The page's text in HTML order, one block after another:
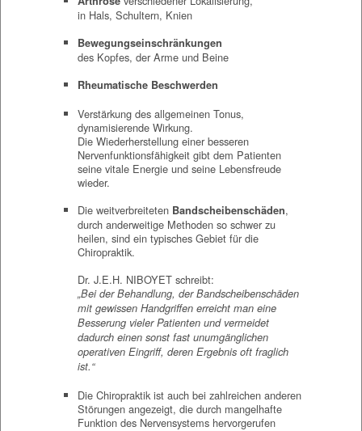
in Hals, Schultern, Knien
Bewegungseinschränkungen
des Kopfes, der Arme und Beine
Rheumatische Beschwerden
Verstärkung des allgemeinen Tonus,
dynamisierende Wirkung.
Die Wiederherstellung einer besseren
Nervenfunktionsfähigkeit gibt dem Patienten
seine vitale Energie und seine Lebensfreude
wieder.
Die weitverbreiteten Bandscheibenschäden,
durch anderweitige Methoden so schwer zu
heilen, sind ein typisches Gebiet für die
Chiropraktik.
Dr. J.E.H. NIBOYET schreibt:
„Bei der Behandlung, der Bandscheibenschäden
mit gewissen Handgriffen erreicht man eine
Besserung vieler Patienten und vermeidet
dadurch einen sonst fast unumgänglichen
operativen Eingriff, deren Ergebnis oft fraglich
ist.“
Die Chiropraktik ist auch bei zahlreichen anderen
Störungen angezeigt, die durch mangelhafte
Funktion des Nervensystems hervorgerufen